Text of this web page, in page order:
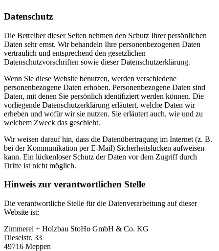
Datenschutz
Die Betreiber dieser Seiten nehmen den Schutz Ihrer persönlichen
Daten sehr ernst. Wir behandeln Ihre personenbezogenen Daten
vertraulich und entsprechend den gesetzlichen
Datenschutzvorschriften sowie dieser Datenschutzerklärung.
Wenn Sie diese Website benutzen, werden verschiedene
personenbezogene Daten erhoben. Personenbezogene Daten sind
Daten, mit denen Sie persönlich identifiziert werden können. Die
vorliegende Datenschutzerklärung erläutert, welche Daten wir
erheben und wofür wir sie nutzen. Sie erläutert auch, wie und zu
welchem Zweck das geschieht.
Wir weisen darauf hin, dass die Datenübertragung im Internet (z. B.
bei der Kommunikation per E-Mail) Sicherheitslücken aufweisen
kann. Ein lückenloser Schutz der Daten vor dem Zugriff durch
Dritte ist nicht möglich.
Hinweis zur verantwortlichen Stelle
Die verantwortliche Stelle für die Datenverarbeitung auf dieser
Website ist:
Zimmerei + Holzbau StoHo GmbH & Co. KG
Dieselstr. 33
49716 Meppen